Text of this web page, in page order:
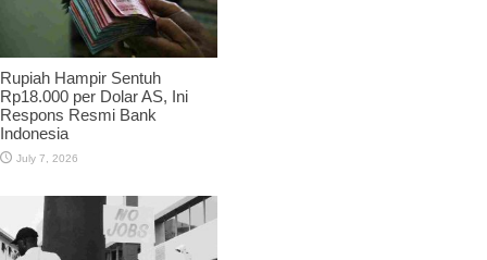
Rupiah Hampir Sentuh
Rp18.000 per Dolar AS, Ini
Respons Resmi Bank
Indonesia
July 7, 2026